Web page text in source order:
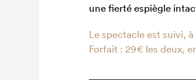
une fierté espiègle
Le spectacle est suivi, à
Forfait : 29€ les deux,